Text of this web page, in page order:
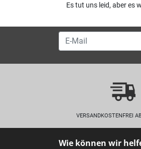
Es tut uns leid, aber es
VERSANDKOSTENFREI
Wie können wir